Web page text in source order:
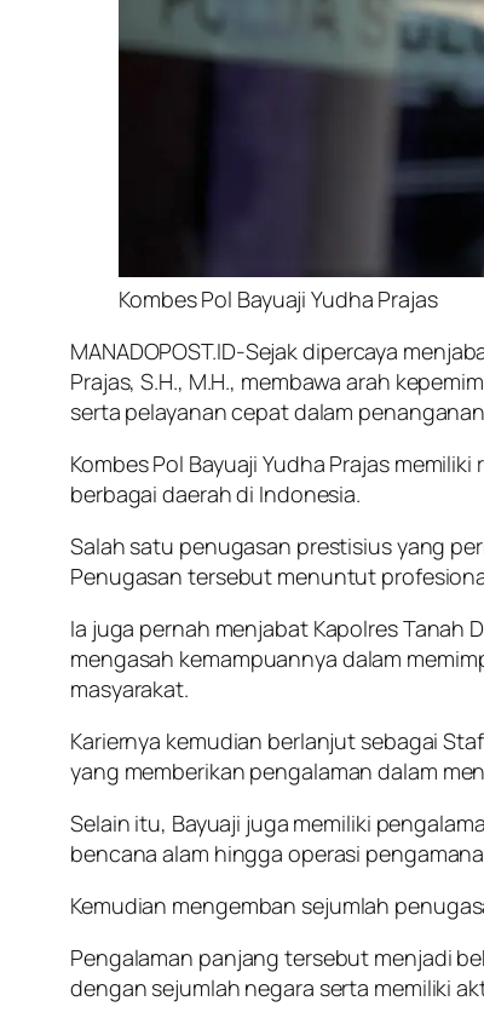
Kombes Pol Bayuaji Yudha Prajas
MANADOPOST.ID-Sejak dipercaya
Prajas, S.H., M.H., membawa arah
serta pelayanan cepat dalam
Kombes Pol Bayuaji Yudha Prajas
berbagai daerah di Indonesia.
Salah satu penugasan prestisius yang
Penugasan tersebut menuntut
Ia juga pernah menjabat Kapolres Tanah
mengasah kemampuannya dalam
masyarakat.
Kariernya kemudian berlanjut sebagai
yang memberikan pengalaman dalam
Selain itu, Bayuaji juga memiliki
bencana alam hingga operasi
Kemudian mengemban sejumlah
Pengalaman panjang tersebut menjadi
dengan sejumlah negara serta memiliki